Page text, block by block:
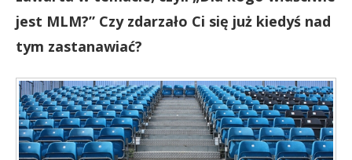
jest MLM?” Czy zdarzało Ci się już kiedyś nad
tym zastanawiać?